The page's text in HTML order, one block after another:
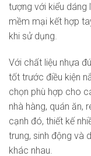
tượng với kiểu dáng
mềm mại kết hợp
khi sử dụng.
Với chất liệu nhựa
tốt trước điều kiện
chọn phù hợp cho
nhà hàng, quán ăn,
cạnh đó, thiết kế
trung, sinh động và
khác nhau.